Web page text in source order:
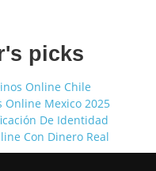
picks
Online Chile
Online Mexico 2025
De Identidad
Con Dinero Real